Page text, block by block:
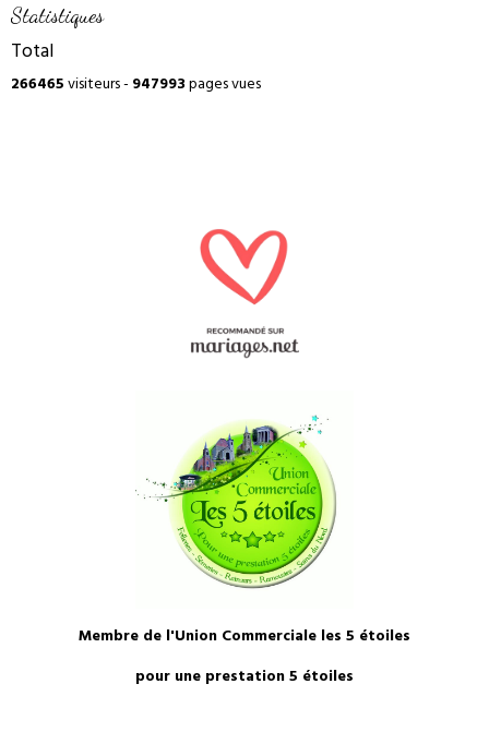
Statistiques
Total
266465visiteurs -947993pages vues
Membre de l'Union Commerciale les 5 étoiles
pour une prestation 5 étoiles